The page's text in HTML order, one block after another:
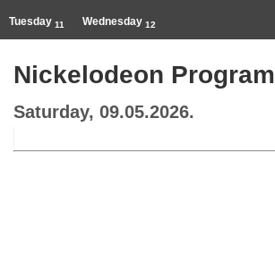
Tuesday 11 Wednesday 12
Nickelodeon Program
Saturday, 09.05.2026.